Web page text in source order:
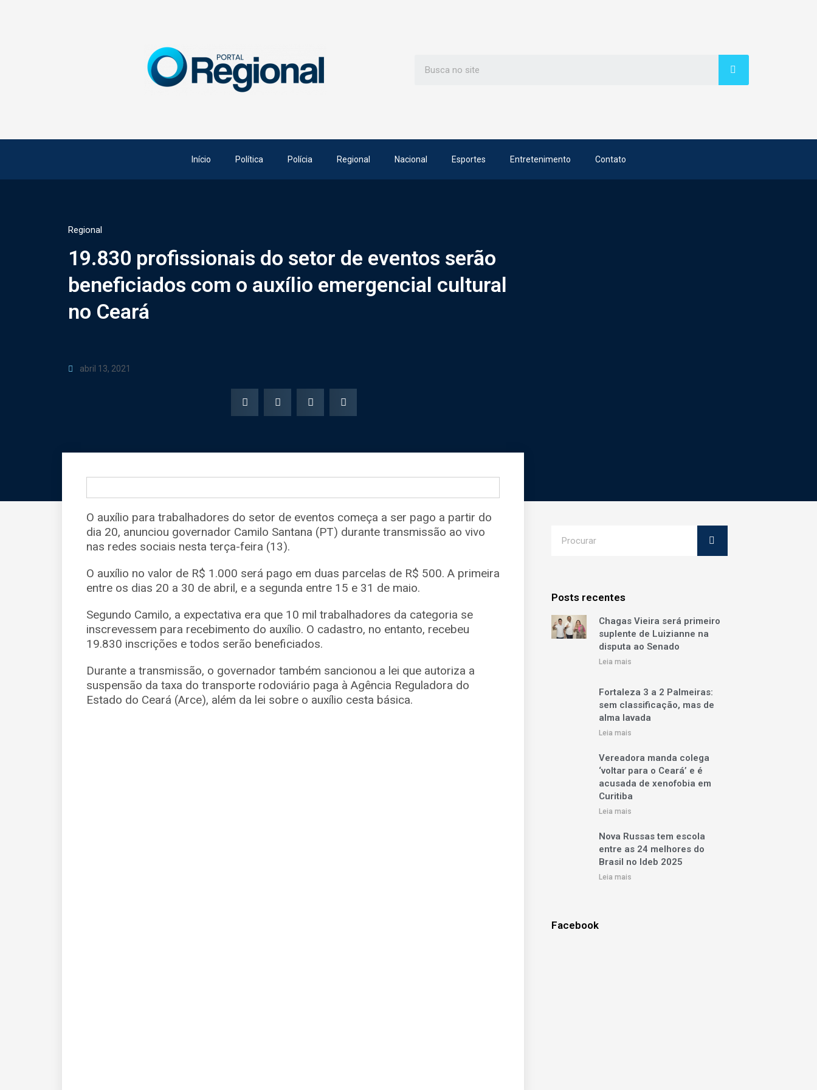
Início Política Polícia Regional Nacional Esportes Entretenimento Contato
Regional
19.830 profissionais do setor de eventos serão
beneficiados com o auxílio emergencial cultural
no Ceará
abril 13, 2021
O auxílio para trabalhadores do setor de eventos começa a ser pago a partir do
dia 20, anunciou governador Camilo Santana (PT) durante transmissão ao vivo
nas redes sociais nesta terça-feira (13).
O auxílio no valor de R$ 1.000 será pago em duas parcelas de R$ 500. A primeira
entre os dias 20 a 30 de abril, e a segunda entre 15 e 31 de maio.
Segundo Camilo, a expectativa era que 10 mil trabalhadores da categoria se
inscrevessem para recebimento do auxílio. O cadastro, no entanto, recebeu
19.830 inscrições e todos serão beneficiados.
Durante a transmissão, o governador também sancionou a lei que autoriza a
suspensão da taxa do transporte rodoviário paga à Agência Reguladora do
Estado do Ceará (Arce), além da lei sobre o auxílio cesta básica.
Posts recentes
Chagas Vieira será primeiro
suplente de Luizianne na
disputa ao Senado
Leia mais
Fortaleza 3 a 2 Palmeiras:
sem classificação, mas de
alma lavada
Leia mais
Vereadora manda colega
‘voltar para o Ceará’ e é
acusada de xenofobia em
Curitiba
Leia mais
Nova Russas tem escola
entre as 24 melhores do
Brasil no Ideb 2025
Leia mais
Facebook